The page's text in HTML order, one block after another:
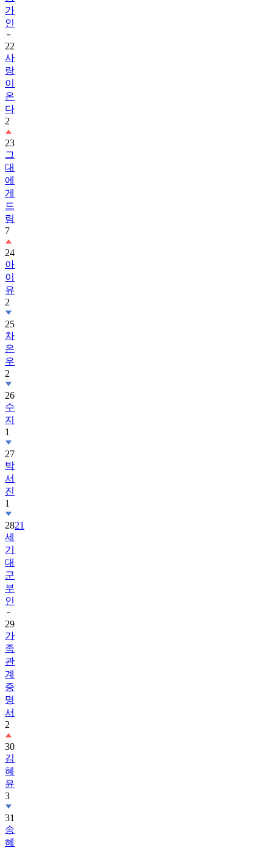
가
인
22
사
랑
이
온
다
2
23
그
대
에
게
드
림
7
24
아
이
유
2
25
차
은
우
2
26
수
지
1
27
박
서
진
1
2821
세
기
대
군
부
인
29
가
족
관
계
증
명
서
2
30
김
혜
윤
3
31
송
혜